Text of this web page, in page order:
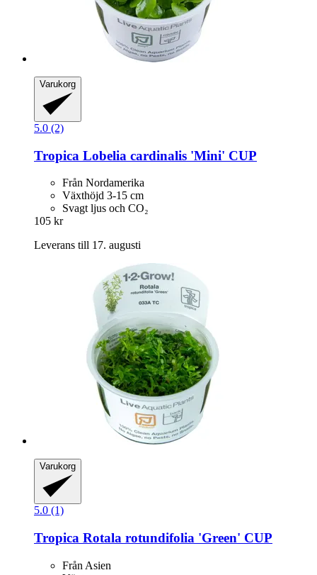
Varukorg
5.0 (2)
Tropica Lobelia cardinalis 'Mini' CUP
Från Nordamerika
Växthöjd 3-15 cm
Svagt ljus och CO₂
105 kr
Leverans till 17. augusti
Varukorg
5.0 (1)
Tropica Rotala rotundifolia 'Green' CUP
Från Asien